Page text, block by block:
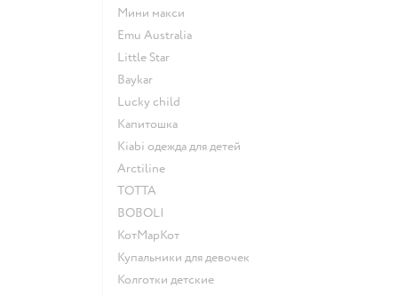
Мини макси
Emu Australia
Little Star
Baykar
Lucky child
Капитошка
Kiabi одежда для детей
Arctiline
ТОТТА
BOBOLI
КотМарКот
Купальники для девочек
Колготки детские